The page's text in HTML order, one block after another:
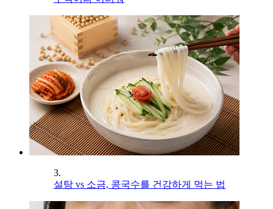
3.
설탕 vs 소금, 콩국수를 건강하게 먹는 법